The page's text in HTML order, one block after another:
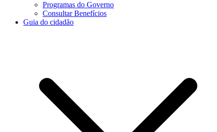
Programas do Governo
Consultar Benefícios
Guia do cidadão